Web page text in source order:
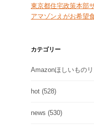
東京都住宅政策本部
アマゾンえがお希望
カテゴリー
Amazonほしいものリ
hot (528)
news (530)